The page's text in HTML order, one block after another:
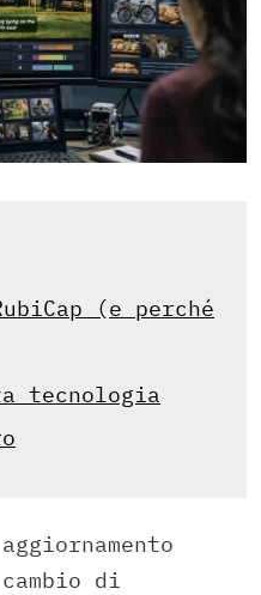
(e perché
tecnologia
di